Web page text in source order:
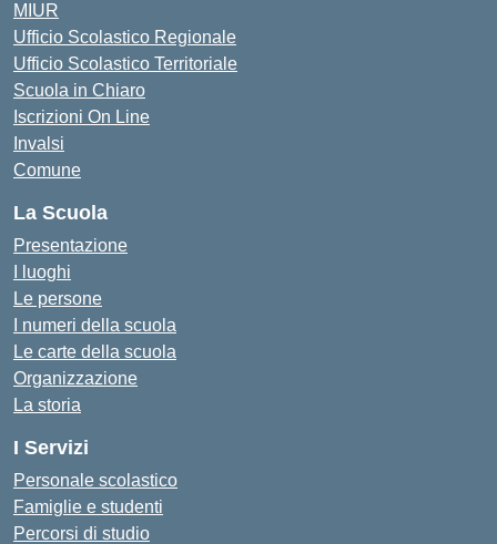
MIUR
Ufficio Scolastico Regionale
Ufficio Scolastico Territoriale
Scuola in Chiaro
Iscrizioni On Line
Invalsi
Comune
La Scuola
Presentazione
I luoghi
Le persone
I numeri della scuola
Le carte della scuola
Organizzazione
La storia
I Servizi
Personale scolastico
Famiglie e studenti
Percorsi di studio